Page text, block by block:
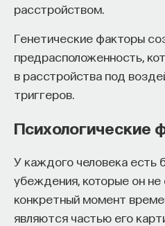
расстройством.
Генетические факторы
предрасположенность,
в расстройства под
триггеров.
Психологические
У каждого человека есть
убеждения, которые он
конкретный момент
являются частью его